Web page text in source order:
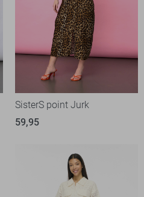
SisterS point Jurk
59,95